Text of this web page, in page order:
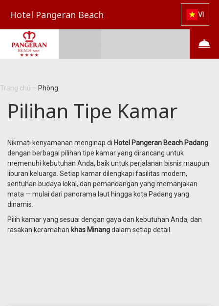
Hotel Pangeran Beach VI
Trang chủ – Phòng
Pilihan Tipe Kamar
Nikmati kenyamanan menginap di Hotel Pangeran Beach Padang
dengan berbagai pilihan tipe kamar yang dirancang untuk
memenuhi kebutuhan Anda, baik untuk perjalanan bisnis maupun
liburan keluarga. Setiap kamar dilengkapi fasilitas modern,
sentuhan budaya lokal, dan pemandangan yang memanjakan
mata — mulai dari panorama laut hingga kota Padang yang
dinamis.
Pilih kamar yang sesuai dengan gaya dan kebutuhan Anda, dan
rasakan keramahan khas Minangdalam setiap detail.